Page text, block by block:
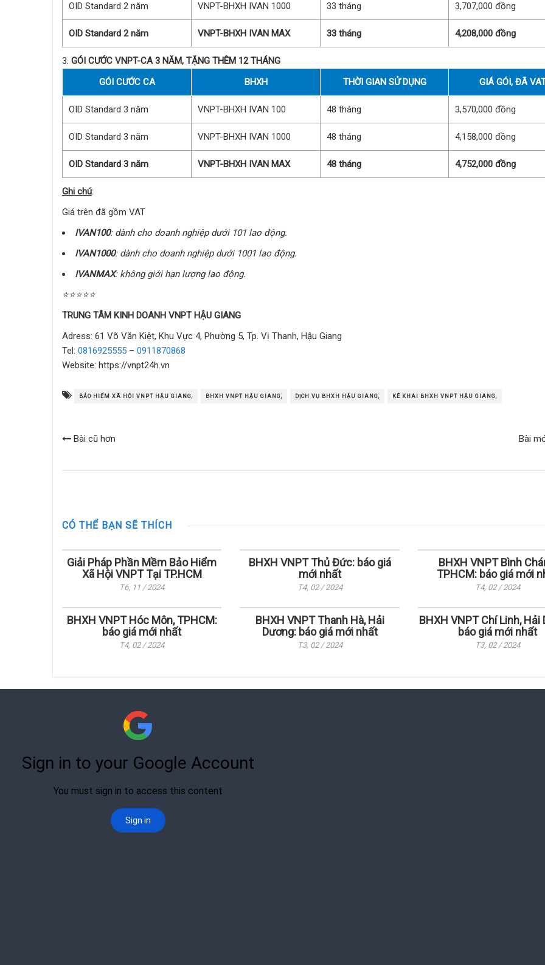
OID Standard 2 năm VNPT-BHXH IVAN 1000 33 tháng 3,707,000 đồng
OID Standard 2 năm VNPT-BHXH IVAN MAX 33 tháng 4,208,000 đồng
GÓI CƯỚC VNPT-CA 3 NĂM, TẶNG THÊM 12 THÁNG
GÓI CƯỚC CA
BHXH THỜI GIAN SỬ DỤNG GIÁ GÓI, ĐÃ
OID Standard 3 năm VNPT-BHXH IVAN 100 48 tháng 3,570,000 đồng
OID Standard 3 năm VNPT-BHXH IVAN 1000 48 tháng 4,158,000 đồng
OID Standard 3 năm VNPT-BHXH IVAN MAX 48 tháng 4,752,000 đồng
Ghi chú:
Giá trên đã gồm VAT
IVAN100: dành cho doanh nghiệp dưới 101 lao động.
IVAN1000: dành cho doanh nghiệp dưới 1001 lao động.
IVANMAX: không giới hạn lượng lao động.
⭐⭐⭐⭐⭐
TRUNG TÂM KINH DOANH VNPT HẬU GIANG
Adress: 61 Võ Văn Kiệt, Khu Vực 4, Phường 5, Tp. Vị Thanh, Hậu Giang
Tel: 0816925555 – 0911870868
Website: https://vnpt24h.vn
BẢO HIỂM XÃ HỘI VNPT HẬU GIANG, BHXH VNPT HẬU GIANG, DỊCH VỤ BHXH HẬU GIANG, KÊ KHAI BHXH VNPT HẬU GIANG,
Bài cũ hơn Bài
CÓ THỂ BẠN SẼ THÍCH
Giải Pháp Phần Mềm Bảo Hiểm
Xã Hội VNPT Tại TP.HCM
T6, 11 / 2024
BHXH VNPT Thủ Đức: báo giá
mới nhất
T4, 02 / 2024
BHXH VNPT Bình
TPHCM: báo giá mới
T4, 02 / 2024
BHXH VNPT Hóc Môn, TPHCM:
báo giá mới nhất
T4, 02 / 2024
BHXH VNPT Thanh Hà, Hải
Dương: báo giá mới nhất
T3, 02 / 2024
BHXH VNPT Chí Linh, Hải
báo giá mới nhất
T3, 02 / 2024